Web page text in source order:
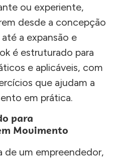
ou experiente,
desde a concepção
a expansão e
é estruturado para
e aplicáveis, com
que ajudam a
em prática.
para
Movimento
de um empreendedor,